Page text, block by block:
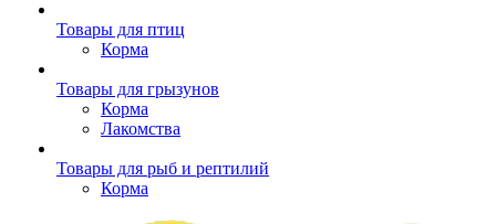
Товары для птиц
Корма
Товары для грызунов
Корма
Лакомства
Товары для рыб и рептилий
Корма